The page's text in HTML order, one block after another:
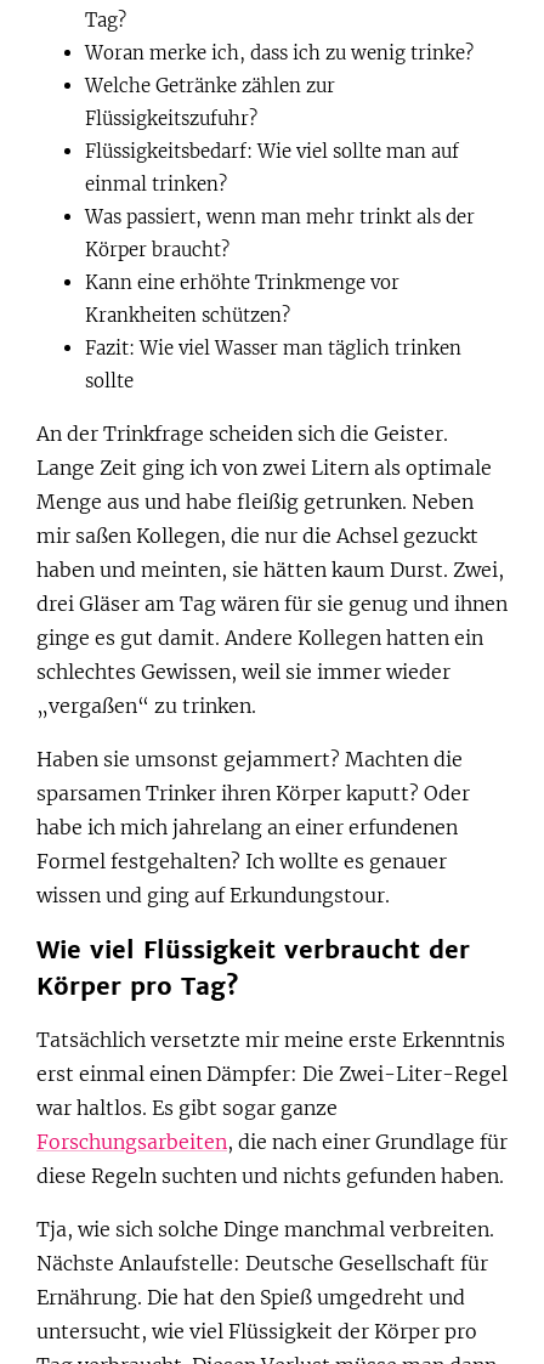
Tag?
Woran merke ich, dass ich zu wenig trinke?
Welche Getränke zählen zur
Flüssigkeitszufuhr?
Flüssigkeitsbedarf: Wie viel sollte man auf
einmal trinken?
Was passiert, wenn man mehr trinkt als der
Körper braucht?
Kann eine erhöhte Trinkmenge vor
Krankheiten schützen?
Fazit: Wie viel Wasser man täglich trinken
sollte
An der Trinkfrage scheiden sich die Geister.
Lange Zeit ging ich von zwei Litern als optimale
Menge aus und habe fleißig getrunken. Neben
mir saßen Kollegen, die nur die Achsel gezuckt
haben und meinten, sie hätten kaum Durst. Zwei,
drei Gläser am Tag wären für sie genug und ihnen
ginge es gut damit. Andere Kollegen hatten ein
schlechtes Gewissen, weil sie immer wieder
„vergaßen“ zu trinken.
Haben sie umsonst gejammert? Machten die
sparsamen Trinker ihren Körper kaputt? Oder
habe ich mich jahrelang an einer erfundenen
Formel festgehalten? Ich wollte es genauer
wissen und ging auf Erkundungstour.
Wie viel Flüssigkeit verbraucht der
Körper pro Tag?
Tatsächlich versetzte mir meine erste Erkenntnis
erst einmal einen Dämpfer: Die Zwei-Liter-Regel
war haltlos. Es gibt sogar ganze
Forschungsarbeiten, die nach einer Grundlage für
diese Regeln suchten und nichts gefunden haben.
Tja, wie sich solche Dinge manchmal verbreiten.
Nächste Anlaufstelle: Deutsche Gesellschaft für
Ernährung. Die hat den Spieß umgedreht und
untersucht, wie viel Flüssigkeit der Körper pro